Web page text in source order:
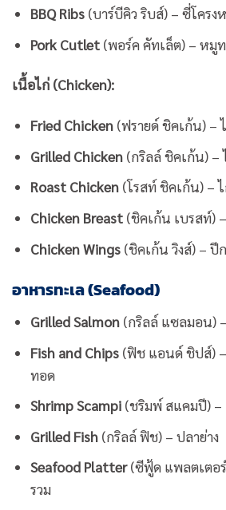
BBQ Ribs(บาร์บีคิว ริบส์) – ซี่โครง
Pork Cutlet(พอร์ค คัทเล็ต) – หมู
เนื้อไก่ (Chicken):
Fried Chicken(ฟรายด์ ชิคเก้น) –
Grilled Chicken(กริลล์ ชิคเก้น) –
Roast Chicken(โรสท์ ชิคเก้น) –
Chicken Breast(ชิคเก้น เบรสท์)
Chicken Wings(ชิคเก้น วิงส์) – ปี
อาหารทะเล (Seafood)
Grilled Salmon(กริลล์ แซลมอน)
Fish and Chips(ฟิช แอนด์ ชิปส์)
ทอด
Shrimp Scampi(ชริมพ์ สแคมปี) –
Grilled Fish(กริลล์ ฟิช) – ปลาย่าง
Seafood Platter(ซีฟู้ด แพลตเตอ
รวม